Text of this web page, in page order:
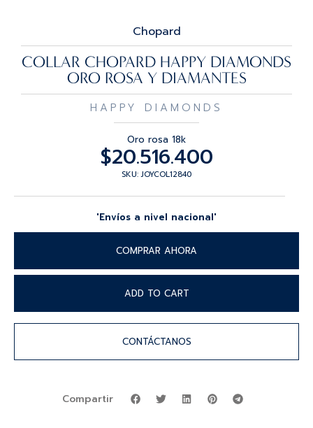
Chopard
COLLAR CHOPARD HAPPY DIAMONDS
ORO ROSA Y DIAMANTES
HAPPY DIAMONDS
Oro rosa 18k
$20.516.400
SKU: JOYCOL12840
'Envíos a nivel nacional'
COMPRAR AHORA
ADD TO CART
CONTÁCTANOS
Compartir